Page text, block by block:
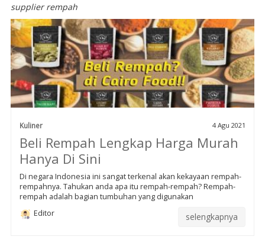
supplier rempah
Kuliner 4 Agu 2021
Beli Rempah Lengkap Harga Murah
Hanya Di Sini
Di negara Indonesia ini sangat terkenal akan kekayaan rempah-
rempahnya. Tahukan anda apa itu rempah-rempah? Rempah-
rempah adalah bagian tumbuhan yang digunakan
Editor
selengkapnya